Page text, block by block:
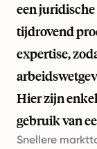
een
tijdrovend
expertise,
Hier zijn
gebruik van
Snellere